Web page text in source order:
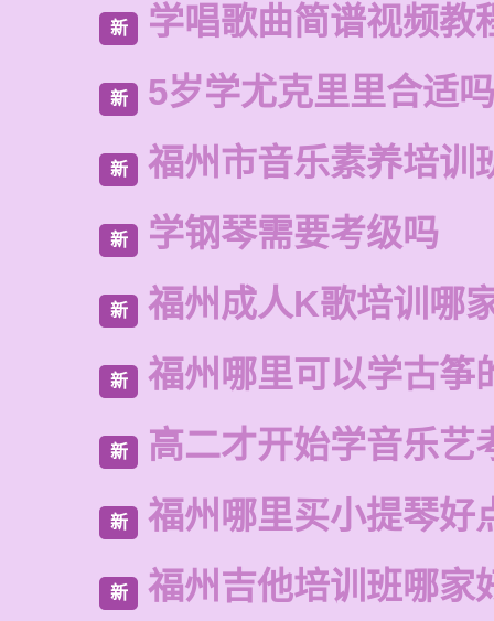
新 学唱歌曲简谱视频教
新 5岁学尤克里里合适
新 福州市音乐素养培训
新 学钢琴需要考级吗
新 福州成人K歌培训哪
新 福州哪里可以学古筝
新 高二才开始学音乐艺
新 福州哪里买小提琴好
新 福州吉他培训班哪家